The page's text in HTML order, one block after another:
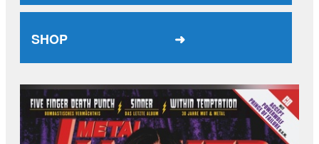
SHOP ➜